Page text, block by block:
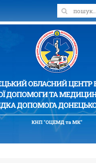
ОБЛАСНИЙ ЦЕНТР
ДОПОМОГИ ТА
ДОПОМОГА
КНП "ОЦЕМД та МК"